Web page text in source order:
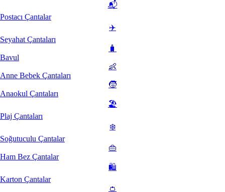
📬
Postacı Çantalar
✈️
Seyahat Çantaları
🧳
Bavul
👶
Anne Bebek Çantaları
🧒
Anaokul Çantaları
🏖️
Plaj Çantaları
❄️
Soğutuculu Çantalar
👜
Ham Bez Çantalar
🛍️
Karton Çantalar
👛